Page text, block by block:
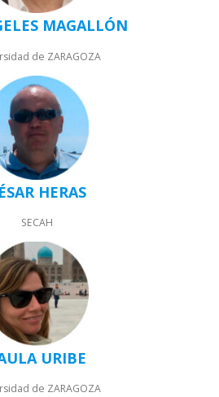
MAGALLÓN
de ZARAGOZA
HERAS
SECAH
URIBE
de ZARAGOZA